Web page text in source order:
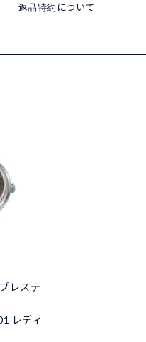
返品特約について
レステ
レディ